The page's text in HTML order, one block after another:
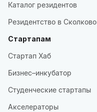
Каталог резидентов
Резидентство в Сколково
Стартапам
Стартап Хаб
Бизнес–инкубатор
Студенческие стартапы
Акселераторы